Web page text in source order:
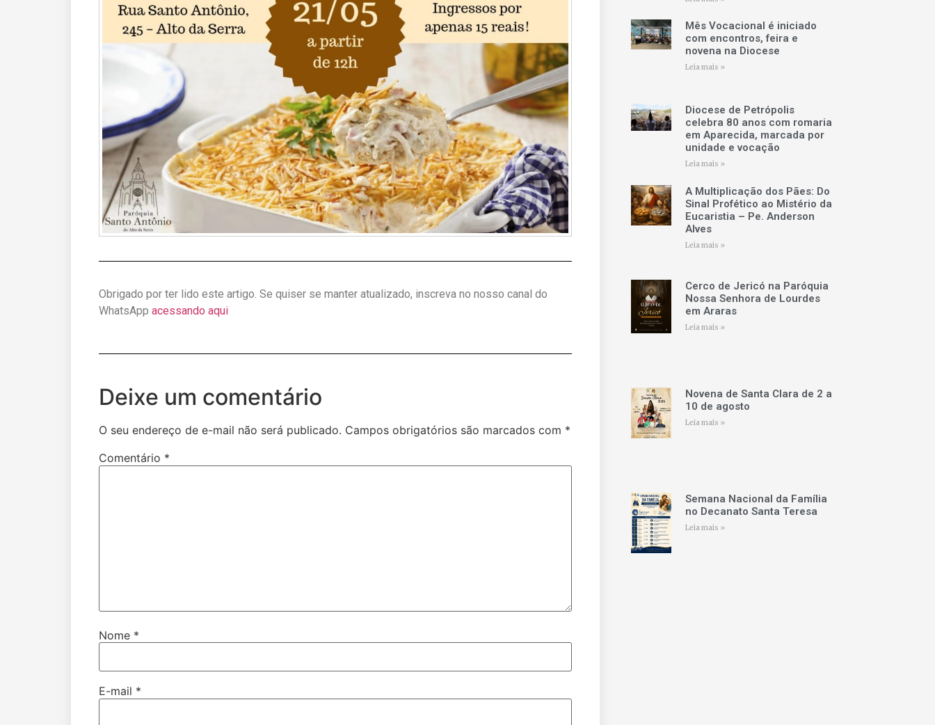
Obrigado por ter lido este artigo. Se quiser se manter atualizado, inscreva no nosso canal do
WhatsApp acessando aqui
Deixe um comentário
O seu endereço de e-mail não será publicado. Campos obrigatórios são marcados com *
Comentário *
Nome *
E-mail *
Mês Vocacional é iniciado
com encontros, feira e
novena na Diocese
Leia mais »
Diocese de Petrópolis
celebra 80 anos com romaria
em Aparecida, marcada por
unidade e vocação
Leia mais »
A Multiplicação dos Pães: Do
Sinal Profético ao Mistério da
Eucaristia – Pe. Anderson
Alves
Leia mais »
Cerco de Jericó na Paróquia
Nossa Senhora de Lourdes
em Araras
Leia mais »
Novena de Santa Clara de 2 a
10 de agosto
Leia mais »
Semana Nacional da Família
no Decanato Santa Teresa
Leia mais »